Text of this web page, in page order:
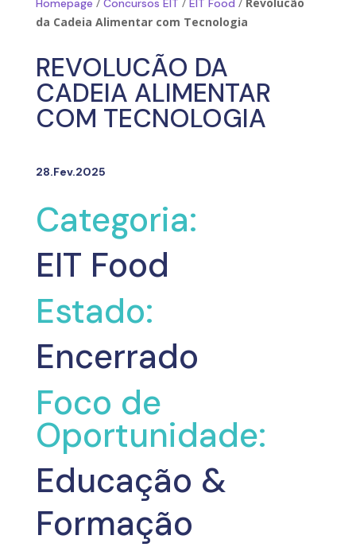
Homepage Concursos EIT EIT Food
da Cadeia Alimentar com Tecnologia
REVOLUCÃO DA
CADEIA ALIMENTAR
COM TECNOLOGIA
28.Fev.2025
Categoria:
EIT Food
Estado:
Encerrado
Foco de
Oportunidade:
Educação &
Formação